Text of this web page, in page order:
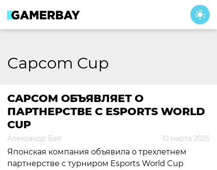
content
Capcom Cup
CAPCOM ОБЪЯВЛЯЕТ О
ПАРТНЕРСТВЕ С ESPORTS WORLD
CUP
Александр Бэй 10 марта 2025
Японская компания объявила о трехлетнем
партнерстве с турниром Esports World Cup